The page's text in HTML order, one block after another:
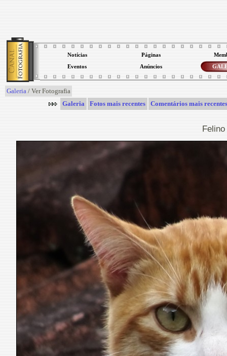
Notícias Páginas
Eventos Anúncios
Galeria / Ver Fotografia
Galeria
Fotos mais recentes Comentários mais recentes
Felino